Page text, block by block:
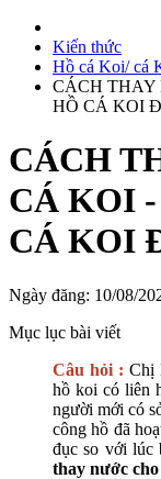
Kiến thức
Hồ cá Koi/ cá
CÁCH THAY
HỒ CÁ KOI
CÁCH
CÁ KOI
CÁ KOI
Ngày đăng: 10/08/
Mục lục bài viết
Câu hỏi : Chị
hồ koi có liên
người mới có
công hồ đã
đục so với lúc
thay nước